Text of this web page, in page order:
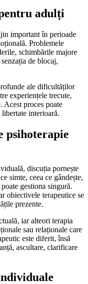
adulți
important în perioade
Problemele
schimbările majore
de blocaj,
ale dificultăților
experiențele trecute,
Acest proces poate
interioară.
psihoterapie
discuția pornește
simte, ceea ce gândește,
gestiona singură.
obiectivele terapeutice se
prezente.
iar alteori terapia
sau relaționale care
este diferit, însă
ascultare, clarificare